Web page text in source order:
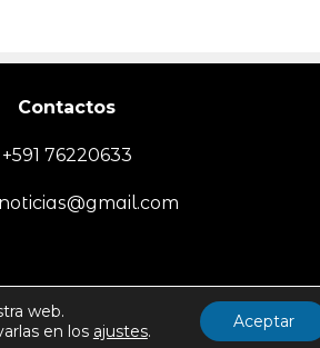
Contactos
+591 76220633
- Politica de Uso y Privacidad
web.
en los ajustes. Aceptar